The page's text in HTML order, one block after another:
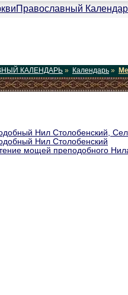
Православный
КАЛЕНДАРЬ » Календарь »
Нил Столобенский,
Нил Столобенский
мощей преподобного